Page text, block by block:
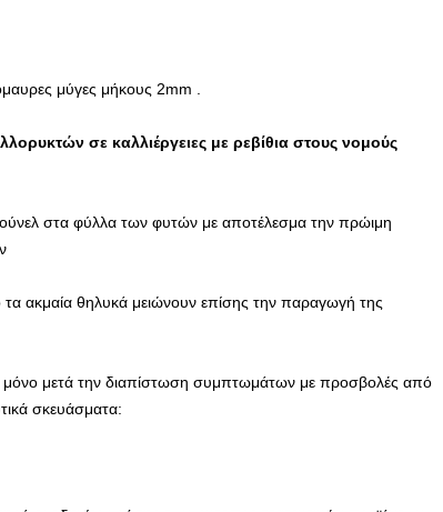
μύγες μήκους 2mm .
σε καλλιέργειες με ρεβίθια στους νομούς
στα φύλλα των φυτών με αποτέλεσμα την πρώιμη
ακμαία θηλυκά μειώνουν επίσης την παραγωγή της
μόνο μετά την διαπίστωση συμπτωμάτων με προσβολές από
σκευάσματα: